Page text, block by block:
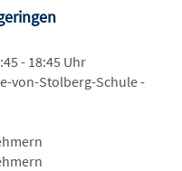
- 18:45 Uhr
von-Stolberg-Schule -